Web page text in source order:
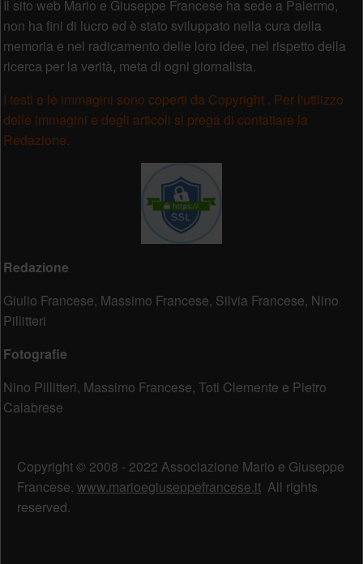
Il sito web Mario e Giuseppe Francese ha sede a Palermo,
non ha fini di lucro ed è stato sviluppato nella cura della
memoria e nel radicamento delle loro idee, nel rispetto della
ricerca per la verità, meta di ogni giornalista.
I testi e le immagini sono coperti da Copyright . Per l'utilizzo
delle immagini e degli articoli si prega di contattare la
Redazione.
Redazione
Giulio Francese, Massimo Francese, Silvia Francese, Nino
Pillitteri
Fotografie
Nino Pillitteri, Massimo Francese, Toti Clemente e Pietro
Calabrese
Copyright © 2008 - 2022 Associazione Mario e Giuseppe
Francese.www.marioegiuseppefrancese.it All rights
reserved.